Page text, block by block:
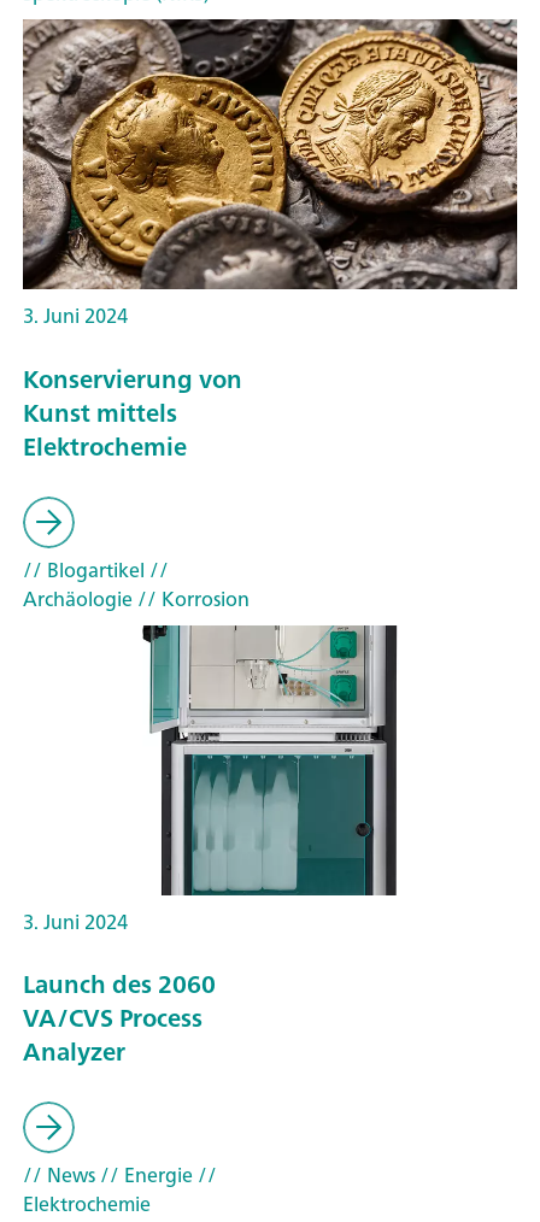
3. Juni 2024
Konservierung von
Kunst mittels
Elektrochemie
// Blogartikel //
Archäologie// Korrosion
3. Juni 2024
Launch des 2060
VA/CVS Process
Analyzer
// News// Energie//
Elektrochemie